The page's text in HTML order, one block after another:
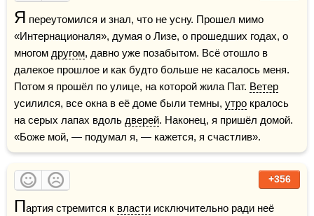
Я переутомился и знал, что не усну. Прошел мимо
«Интернационаля», думая о Лизе, о прошедших годах, о
многом другом, давно уже позабытом. Всё отошло в
далекое прошлое и как будто больше не касалось меня.
Потом я прошёл по улице, на которой жила Пат. Ветер
усилился, все окна в её доме были темны, утро кралось
на серых лапах вдоль дверей. Наконец, я пришёл домой.
«Боже мой, — подумал я, — кажется, я счастлив».
+356
Партия стремится к власти исключительно ради неё